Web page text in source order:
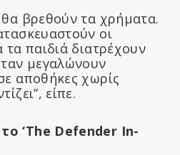
βρεθούν τα χρήματα.
οι
παιδιά διατρέχουν
μεγαλώνουν
αποθήκες χωρίς
είπε.
‘The Defender In-